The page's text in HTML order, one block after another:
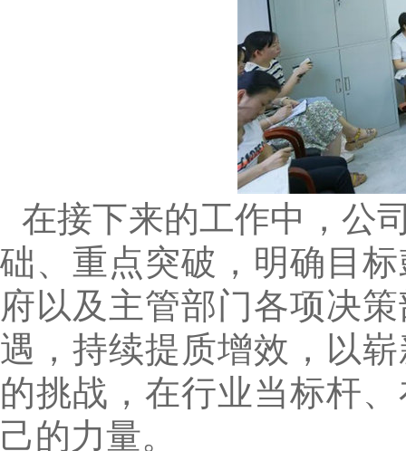
在接下来的工作中，公
础、重点突破，明确目
府以及主管部门各项决
遇，持续提质增效，以
的挑战，在行业当标杆
己的力量。